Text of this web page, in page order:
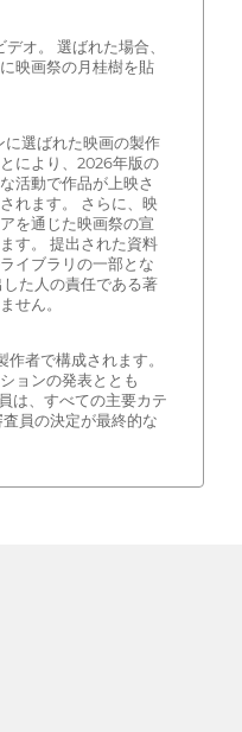
オ。 選ばれた場合、
映画祭の月桂樹を貼
に選ばれた映画の製作
により、2026年版の
活動で作品が上映さ
れます。 さらに、映
を通じた映画祭の宣
す。 提出された資料
イブラリの一部とな
た人の責任である著
せん。
者で構成されます。
ョンの発表ととも
は、すべての主要カテ
員の決定が最終的な